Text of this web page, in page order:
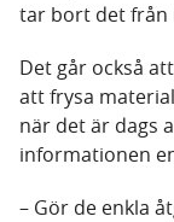
tar bort det från
Det går också
att frysa
när det är dags
informationen
– Gör de enkla